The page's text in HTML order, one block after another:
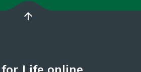
arrow_upward
Life online